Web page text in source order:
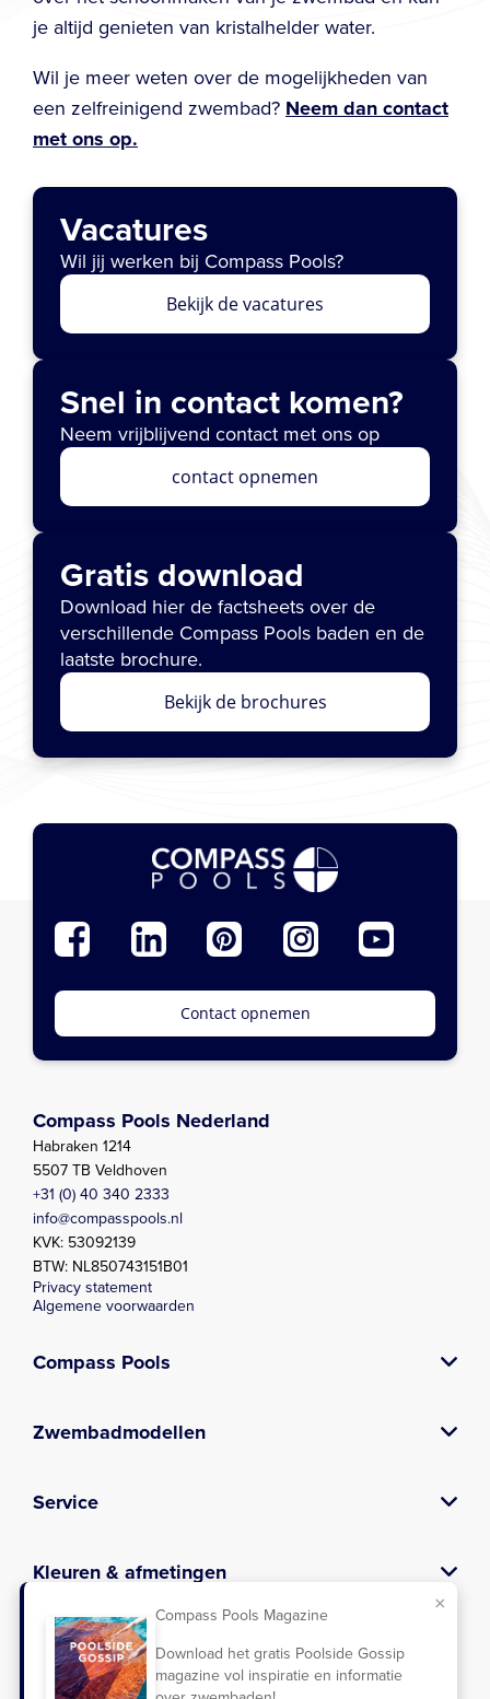
je altijd genieten van kristalhelder water.
Wil je meer weten over de mogelijkheden van
een zelfreinigend zwembad? Neem dan contact
met ons op.
Vacatures
Wil jij werken bij Compass Pools?
Bekijk de vacatures
Snel in contact komen?
Neem vrijblijvend contact met ons op
contact opnemen
Gratis download
Download hier de factsheets over de
verschillende Compass Pools baden en de
laatste brochure.
Bekijk de brochures
Contact opnemen
Compass Pools Nederland
Habraken 1214
5507 TB Veldhoven
+31 (0) 40 340 2333
info@compasspools.nl
KVK: 53092139
BTW: NL850743151B01
Privacy statement
Algemene voorwaarden
Compass Pools
Zwembadmodellen
Service
Kleuren & afmetingen
Leveringsgebieden
Arnhem
Den Bosch
Maastricht
Tilburg
Veenendaal
Weert
×
Compass Pools Magazine
Download het gratis Poolside Gossip
magazine vol inspiratie en informatie